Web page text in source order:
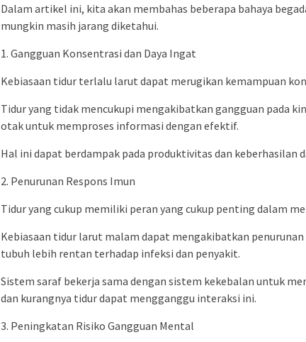
Dalam artikel ini, kita akan membahas beberapa bahaya
mungkin masih jarang diketahui.
1. Gangguan Konsentrasi dan Daya Ingat
Kebiasaan tidur terlalu larut dapat merugikan kemampuan
Tidur yang tidak mencukupi mengakibatkan gangguan pada
otak untuk memproses informasi dengan efektif.
Hal ini dapat berdampak pada produktivitas dan keberhasilan
2. Penurunan Respons Imun
Tidur yang cukup memiliki peran yang cukup penting dalam
Kebiasaan tidur larut malam dapat mengakibatkan
tubuh lebih rentan terhadap infeksi dan penyakit.
Sistem saraf bekerja sama dengan sistem kekebalan untuk
dan kurangnya tidur dapat mengganggu interaksi ini.
3. Peningkatan Risiko Gangguan Mental